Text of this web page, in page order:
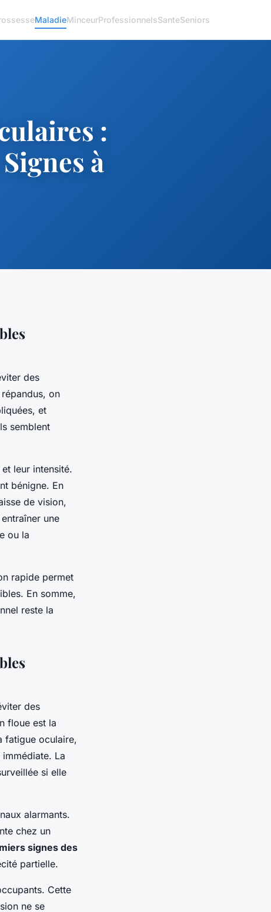
MaladieMinceurProfessionnelsSanteSeniors
:
à
des
on
et
semblent
leur intensité.
bénigne. En
de vision,
une
ou la
rapide permet
En somme,
reste la
des
floue est la
fatigue oculaire,
La
si elle
alarmants.
chez un
signes des
partielle.
Cette
ne se